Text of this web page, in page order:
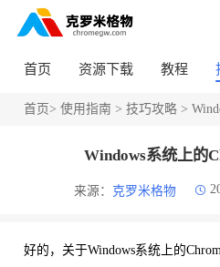
首页 资源下载 教程
首页> 使用指南 > 技巧攻略>
Windows系统上的
来源： 克罗米格物
好的，关于Windows系统上的